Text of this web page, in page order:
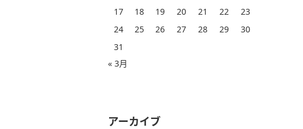
17
18 19 20 21 22
23
24
25 26 27 28 29
30
31
« 3月
アーカイブ